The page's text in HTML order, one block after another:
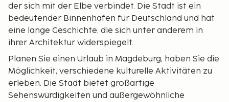
der sich mit der Elbe verbindet. Die Stadt ist ein
bedeutender Binnenhafen für Deutschland und hat
eine lange Geschichte, die sich unter anderem in
ihrer Architektur widerspiegelt.
Planen Sie einen Urlaub in Magdeburg, haben Sie die
Möglichkeit, verschiedene kulturelle Aktivitäten zu
erleben. Die Stadt bietet großartige
Sehenswürdigkeiten und außergewöhnliche